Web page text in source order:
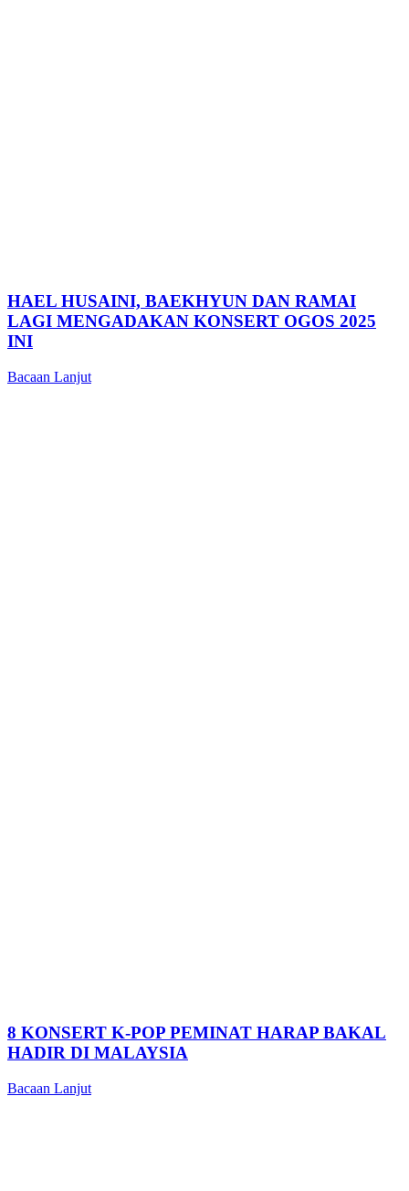
HAEL HUSAINI, BAEKHYUN DAN RAMAI
LAGI MENGADAKAN KONSERT OGOS 2025
INI
Bacaan Lanjut
8 KONSERT K-POP PEMINAT HARAP BAKAL
HADIR DI MALAYSIA
Bacaan Lanjut